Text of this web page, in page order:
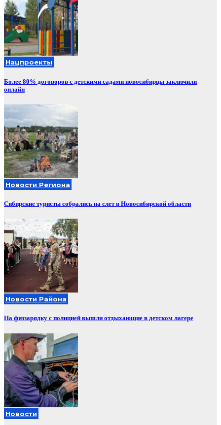
Нацпроекты
Более 80% договоров с детскими садами новосибирцы заключили
онлайн
Новости Региона
Сибирские туристы собрались на слет в Новосибирской области
Новости Района
На физзарядку с полицией вышли отдыхающие в детском лагере
Новости